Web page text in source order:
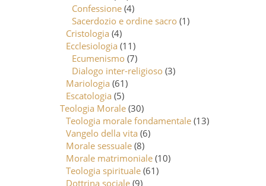
Confessione (4)
Sacerdozio e ordine sacro (1)
Cristologia (4)
Ecclesiologia (11)
Ecumenismo (7)
Dialogo inter-religioso (3)
Mariologia (61)
Escatologia (5)
Teologia Morale (30)
Teologia morale fondamentale (13)
Vangelo della vita (6)
Morale sessuale (8)
Morale matrimoniale (10)
Teologia spirituale (61)
Dottrina sociale (9)